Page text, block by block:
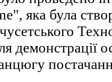
яка була
демонстрації